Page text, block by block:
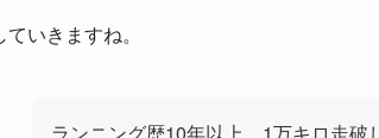
いきますね。